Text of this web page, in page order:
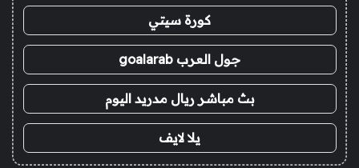
كورة سيتي
جول العرب goalarab
بث مباشر ريال مدريد اليوم
يلا لايف